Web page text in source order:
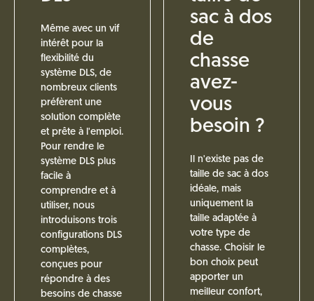
Même avec un vif
intérêt pour la
flexibilité du
système DLS, de
nombreux clients
préfèrent une
solution complète
et prête à l'emploi.
Pour rendre le
système DLS plus
facile à
comprendre et à
utiliser, nous
introduisons trois
configurations DLS
complètes,
conçues pour
répondre à des
besoins de chasse
sac à dos
de
chasse
avez-
vous
besoin ?
Il n'existe pas de
taille de sac à dos
idéale, mais
uniquement la
taille adaptée à
votre type de
chasse. Choisir le
bon choix peut
apporter un
meilleur confort,